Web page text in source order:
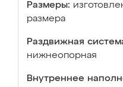
Размеры:
размера
Раздвижная
нижнеопорная
Внутреннее